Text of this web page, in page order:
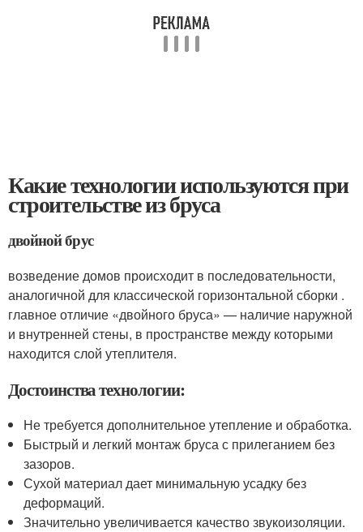
Какие технологии используются при
строительстве из бруса
двойной брус
возведение домов происходит в последовательности,
аналогичной для классической горизонтальной сборки .
главное отличие «двойного бруса» — наличие наружной
и внутренней стены, в пространстве между которыми
находится слой утеплителя.
Достоинства технологии:
Не требуется дополнительное утепление и обработка.
Быстрый и легкий монтаж бруса с прилеганием без
зазоров.
Сухой материал дает минимальную усадку без
деформаций.
Значительно увеличивается качество звукоизоляции.